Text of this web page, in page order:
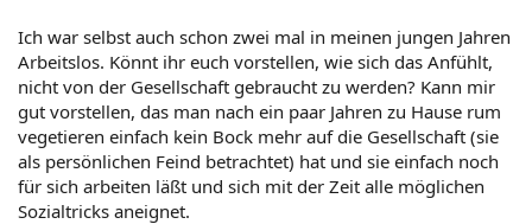
Ich war selbst auch schon zwei mal in meinen jungen Jahren
Arbeitslos. Könnt ihr euch vorstellen, wie sich das Anfühlt,
nicht von der Gesellschaft gebraucht zu werden? Kann mir
gut vorstellen, das man nach ein paar Jahren zu Hause rum
vegetieren einfach kein Bock mehr auf die Gesellschaft (sie
als persönlichen Feind betrachtet) hat und sie einfach noch
für sich arbeiten läßt und sich mit der Zeit alle möglichen
Sozialtricks aneignet.